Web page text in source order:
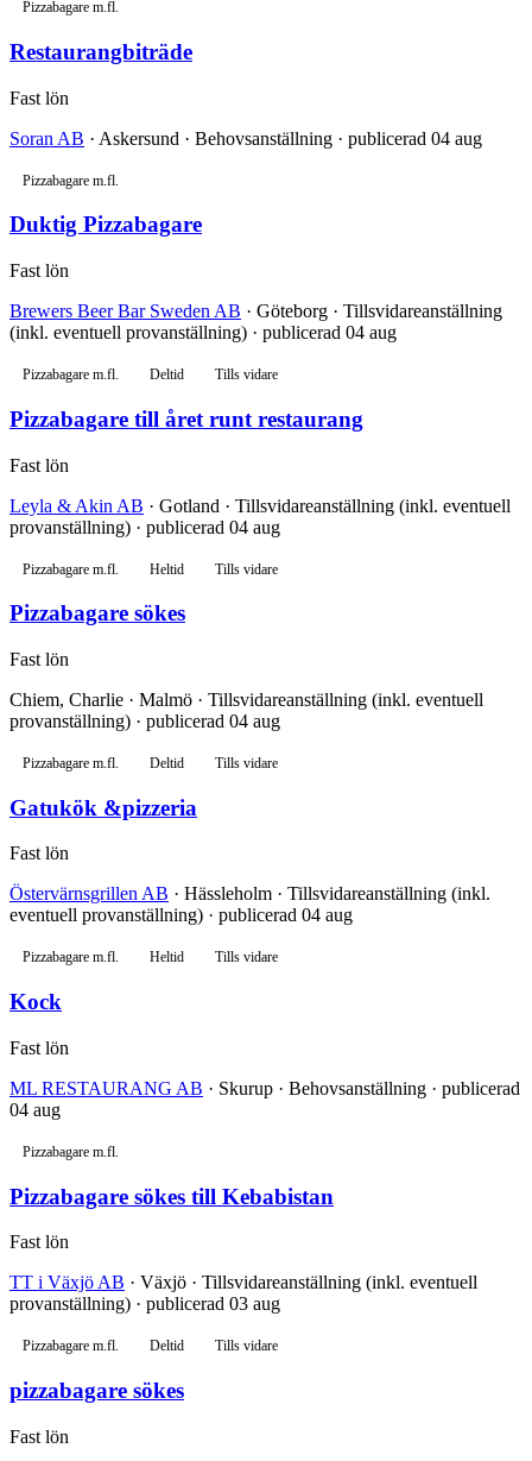
Pizzabagare m.fl.
Restaurangbiträde
Fast lön
Soran AB · Askersund · Behovsanställning · publicerad 04 aug
Pizzabagare m.fl.
Duktig Pizzabagare
Fast lön
Brewers Beer Bar Sweden AB · Göteborg · Tillsvidareanställning
(inkl. eventuell provanställning) · publicerad 04 aug
Pizzabagare m.fl. Deltid Tills vidare
Pizzabagare till året runt restaurang
Fast lön
Leyla & Akin AB · Gotland · Tillsvidareanställning (inkl. eventuell
provanställning) · publicerad 04 aug
Pizzabagare m.fl. Heltid Tills vidare
Pizzabagare sökes
Fast lön
Chiem, Charlie · Malmö · Tillsvidareanställning (inkl. eventuell
provanställning) · publicerad 04 aug
Pizzabagare m.fl. Deltid Tills vidare
Gatukök &pizzeria
Fast lön
Östervärnsgrillen AB · Hässleholm · Tillsvidareanställning (inkl.
eventuell provanställning) · publicerad 04 aug
Pizzabagare m.fl. Heltid Tills vidare
Kock
Fast lön
ML RESTAURANG AB · Skurup · Behovsanställning · publicerad
04 aug
Pizzabagare m.fl.
Pizzabagare sökes till Kebabistan
Fast lön
TT i Växjö AB · Växjö · Tillsvidareanställning (inkl. eventuell
provanställning) · publicerad 03 aug
Pizzabagare m.fl. Deltid Tills vidare
pizzabagare sökes
Fast lön